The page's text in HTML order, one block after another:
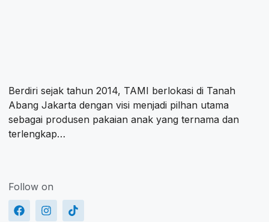
Berdiri sejak tahun 2014, TAMI berlokasi di Tanah
Abang Jakarta dengan visi menjadi pilhan utama
sebagai produsen pakaian anak yang ternama dan
terlengkap…
Follow on